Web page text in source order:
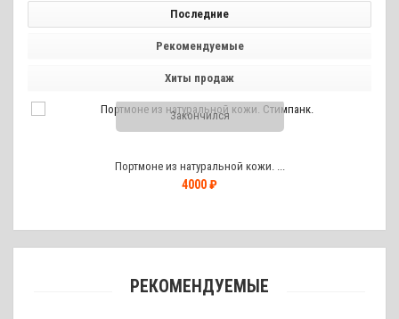
Последние
Рекомендуемые
Хиты продаж
Закончился
Портмоне из натуральной кожи. ...
4000 ₽
РЕКОМЕНДУЕМЫЕ